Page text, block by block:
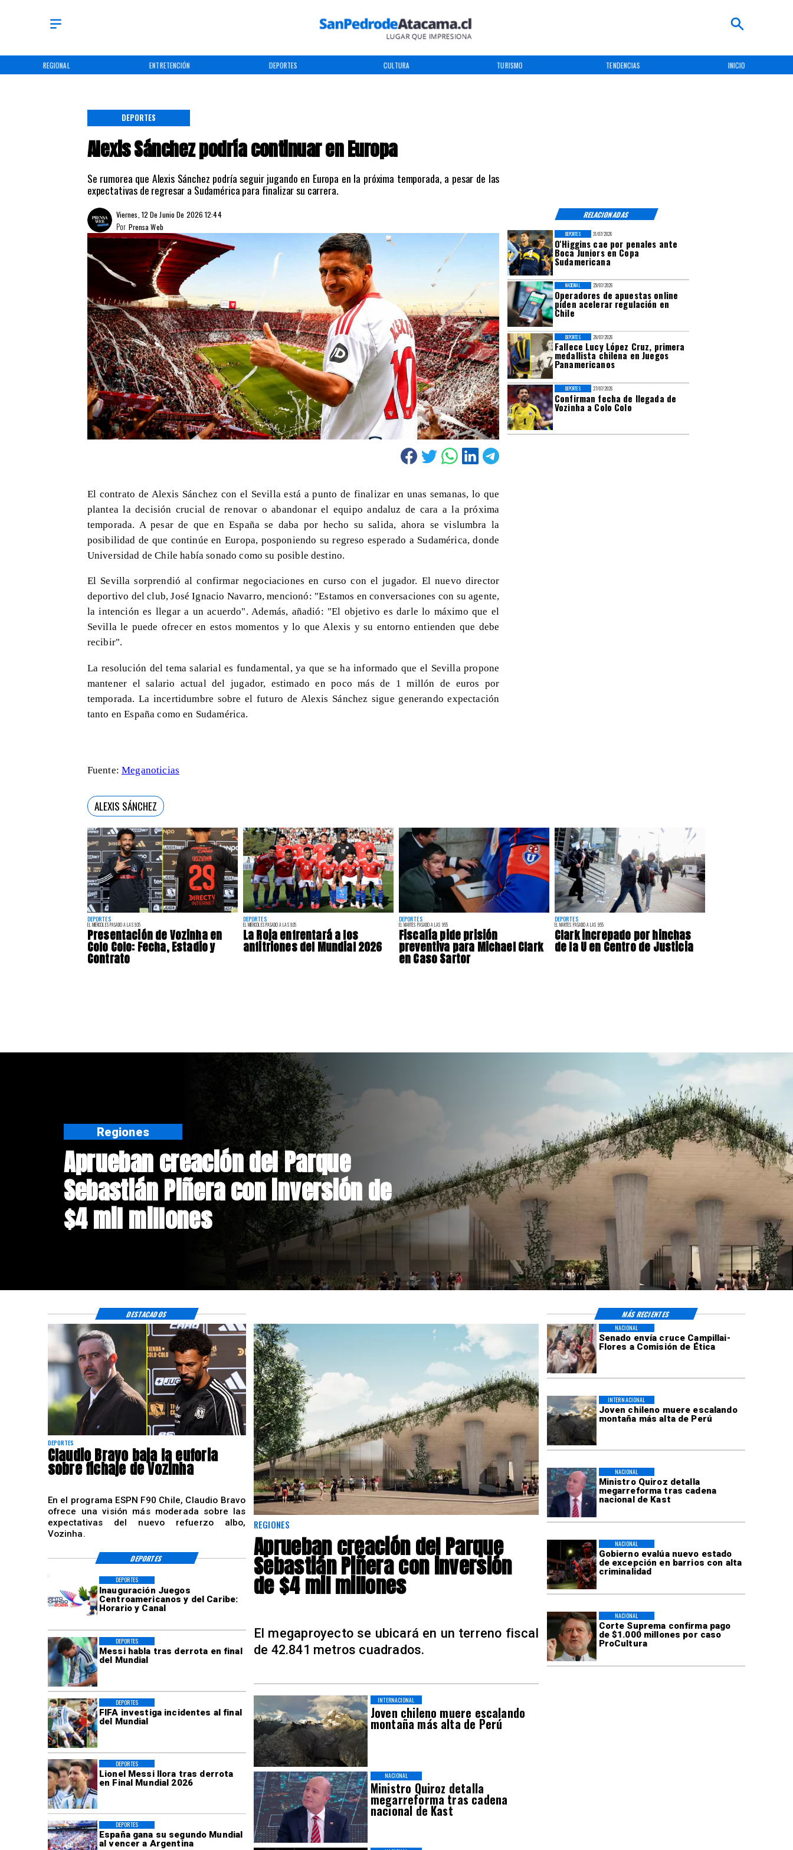
REGIONAL ENTRETENCIÓN DEPORTES CULTURA TURISMO TENDENCIAS INICIO
Alexis Sánchez podría continuar en Europa
Se rumorea que Alexis Sánchez podría seguir jugando en Europa en la próxima temporada, a pesar de las
expectativas de regresar a Sudamérica para finalizar su carrera.
DEPORTES
RELACIONADAS
Viernes, 12 De Junio De 2026 12:44
Prensa Web
Por
DEPORTES
EL MIÉRCOLES PASADO A LAS 9:35
Presentación de Vozinha en
Colo Colo: Fecha, Estadio y
Contrato
DEPORTES
EL MIÉRCOLES PASADO A LAS 9:35
La Roja enfrentará a los
anfitriones del Mundial 2026
DEPORTES
EL MARTES PASADO A LAS 9:55
Fiscalía pide prisión
preventiva para Michael Clark
en Caso Sartor
DEPORTES
EL MARTES PASADO A LAS 9:55
Clark increpado por hinchas
de la U en Centro de Justicia
31/07/2026
O'Higgins cae por penales ante
Boca Juniors en Copa
Sudamericana
DEPORTES
29/07/2026
Operadores de apuestas online
piden acelerar regulación en
Chile
NACIONAL
28/07/2026
Fallece Lucy López Cruz, primera
medallista chilena en Juegos
Panamericanos
DEPORTES
27/07/2026
Confirman fecha de llegada de
Vozinha a Colo Colo
DEPORTES
El contrato de Alexis Sánchez con el Sevilla está a punto de finalizar en unas semanas, lo que
plantea la decisión crucial de renovar o abandonar el equipo andaluz de cara a la próxima
temporada. A pesar de que en España se daba por hecho su salida, ahora se vislumbra la
posibilidad de que continúe en Europa, posponiendo su regreso esperado a Sudamérica, donde
Universidad de Chile había sonado como su posible destino.
El Sevilla sorprendió al confirmar negociaciones en curso con el jugador. El nuevo director
deportivo del club, José Ignacio Navarro, mencionó: "Estamos en conversaciones con su agente,
la intención es llegar a un acuerdo". Además, añadió: "El objetivo es darle lo máximo que el
Sevilla le puede ofrecer en estos momentos y lo que Alexis y su entorno entienden que debe
recibir".
La resolución del tema salarial es fundamental, ya que se ha informado que el Sevilla propone
mantener el salario actual del jugador, estimado en poco más de 1 millón de euros por
temporada. La incertidumbre sobre el futuro de Alexis Sánchez sigue generando expectación
tanto en España como en Sudamérica.
Fuente:Meganoticias
ALEXIS SÁNCHEZ
Claudio Bravo baja la euforia sobre
fichaje de Vozinha
Deportes
Senado envía cruce Campillai-
Flores a Comisión de Ética
NACIONAL
Joven chileno muere escalando
montaña más alta de Perú
INTERNACIONAL
Ministro Quiroz detalla
megarreforma tras cadena
nacional de Kast
NACIONAL
Gobierno evalúa nuevo estado
de excepción en barrios con alta
criminalidad
NACIONAL
Corte Suprema confirma pago
de $1.000 millones por caso
ProCultura
NACIONAL
Inauguración Juegos
Centroamericanos y del Caribe:
Horario y Canal
DEPORTES
Messi habla tras derrota en final
del Mundial
DEPORTES
FIFA investiga incidentes al final
del Mundial
DEPORTES
Lionel Messi llora tras derrota
en Final Mundial 2026
DEPORTES
España gana su segundo Mundial
al vencer a Argentina
DEPORTES
Joven chileno muere escalando
montaña más alta de Perú
INTERNACIONAL
Ministro Quiroz detalla
megarreforma tras cadena
nacional de Kast
NACIONAL
DEPORTES
Claudio Bravo baja la euforia
sobre fichaje de Vozinha
En el programa ESPN F90 Chile, Claudio Bravo
ofrece una visión más moderada sobre las
expectativas del nuevo refuerzo albo,
Vozinha.
REGIONES
Aprueban creación del Parque
Sebastián Piñera con inversión
de $4 mil millones
El megaproyecto se ubicará en un terreno fiscal
de 42.841 metros cuadrados.
DESTACADOS MÁS RECIENTES
DEPORTES